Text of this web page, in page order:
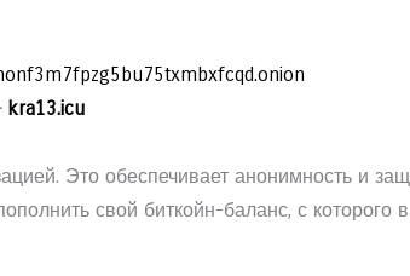
kra13.icu
Это обеспечивает анонимность и
свой биткойн-баланс, с которого